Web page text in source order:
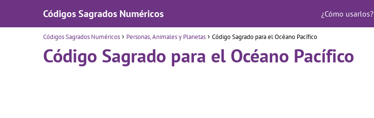
Códigos Sagrados Numéricos ¿Cómo usarlos?
Códigos Sagrados Numéricos Personas, Animales y Planetas Código Sagrado para el Océano Pacífico
Código Sagrado para el Océano Pacífico